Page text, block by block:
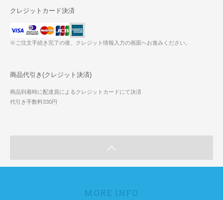
クレジットカード決済
※ご注文手続き完了の後、クレジット情報入力の画面へお進みください。
商品代引き(クレジット決済)
商品到着時に配達員によるクレジットカードにて決済
代引き手数料330円
MORE INFO